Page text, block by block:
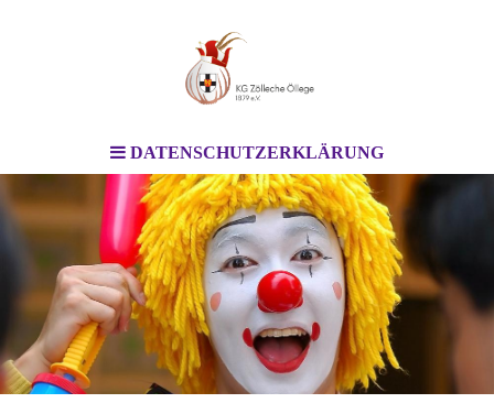
DATENSCHUTZERKLÄRUNG